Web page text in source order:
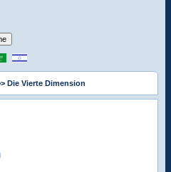
Die Vierte Dimension